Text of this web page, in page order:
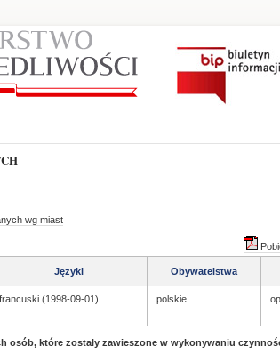
wg miast
Języki Obywatelstwa
francuski (1998-09-01) polskie
osób, które zostały zawieszone w wykonywaniu